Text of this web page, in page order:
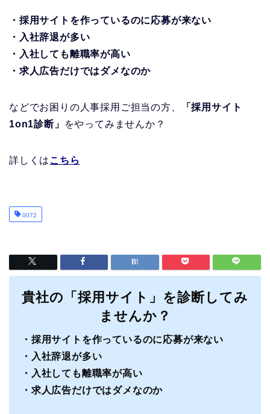
・採用サイトを作っているのに応募が来ない
・入社辞退が多い
・入社しても離職率が高い
・求人広告だけではダメなのか
などでお困りの人事採用ご担当の方、
「採用サイト
1on1診断」
をやってみませんか？
詳しくは こちら
0072
貴社の「採用サイト」を診断してみ
ませんか？
・採用サイトを作っているのに応募が来ない
・入社辞退が多い
・入社しても離職率が高い
・求人広告だけではダメなのか